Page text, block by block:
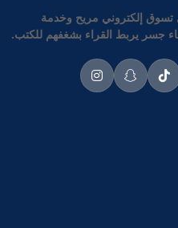
تسوق إلكتروني مريح وخدمة
جسر يربط القراء بشغفهم للكتب.